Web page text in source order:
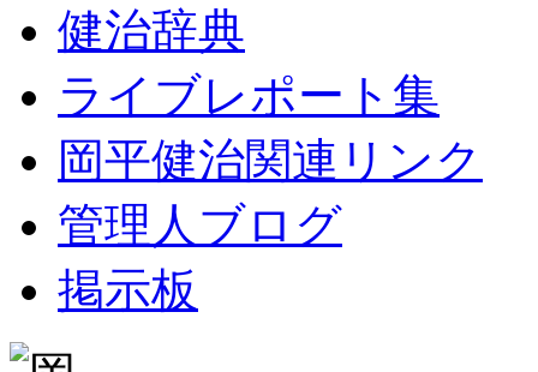
健治辞典
ライブレポート集
岡平健治関連リンク
管理人ブログ
掲示板